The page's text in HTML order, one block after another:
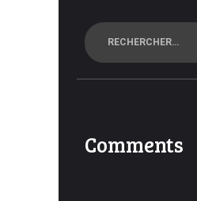
Rechercher :
Comments